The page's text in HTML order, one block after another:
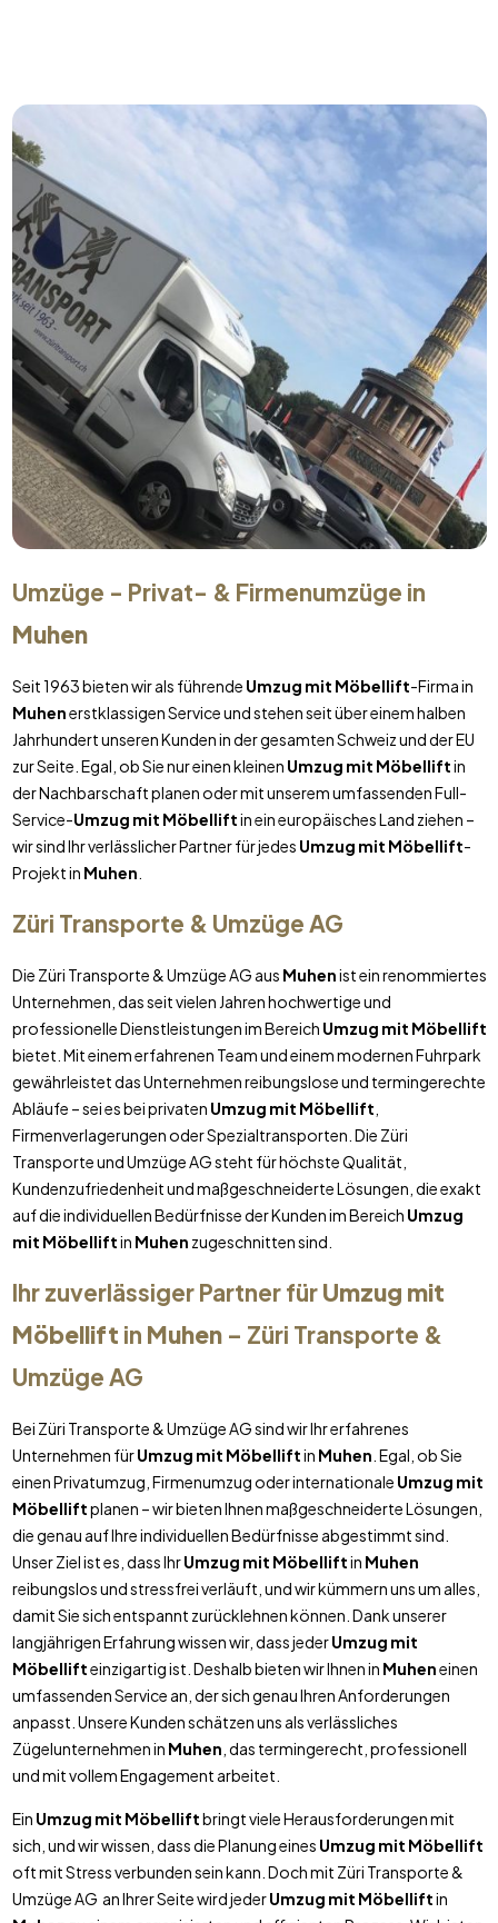
Umzüge - Privat- & Firmenumzüge in
Muhen
Seit 1963 bieten wir als führende Umzug mit Möbellift-Firma in
Muhenerstklassigen Service und stehen seit über einem halben
Jahrhundert unseren Kunden in der gesamten Schweiz und der EU
zur Seite. Egal, ob Sie nur einen kleinen Umzug mit Möbelliftin
der Nachbarschaft planen oder mit unserem umfassenden Full-
Service-Umzug mit Möbelliftin ein europäisches Land ziehen –
wir sind Ihr verlässlicher Partner für jedes Umzug mit Möbellift-
Projekt in Muhen
Züri Transporte & Umzüge AG
Die Züri Transporte & Umzüge AG aus Muhenist ein renommiertes
Unternehmen, das seit vielen Jahren hochwertige und
professionelle Dienstleistungen im Bereich Umzug mit Möbellift
bietet. Mit einem erfahrenen Team und einem modernen Fuhrpark
gewährleistet das Unternehmen reibungslose und termingerechte
Abläufe – sei es bei privaten Umzug mit Möbellift
Firmenverlagerungen oder Spezialtransporten. Die Züri
Transporte und Umzüge AG steht für höchste Qualität,
Kundenzufriedenheit und maßgeschneiderte Lösungen, die exakt
auf die individuellen Bedürfnisse der Kunden im Bereich Umzug
mit Möbelliftin Muhen zugeschnitten sind.
Ihr zuverlässiger Partner fürUmzug mit
Möbellift in Muhen– Züri Transporte &
Umzüge AG
Bei Züri Transporte & Umzüge AG sind wir Ihr erfahrenes
Unternehmen fürUmzug mit Möbelliftin Muhen . Egal, ob Sie
einen Privatumzug, Firmenumzug oder internationale Umzug mit
Möbelliftplanen – wir bieten Ihnen maßgeschneiderte Lösungen,
die genau auf Ihre individuellen Bedürfnisse abgestimmt sind.
Unser Ziel ist es, dass IhrUmzug mit Möbelliftin Muhen
reibungslos und stressfrei verläuft, und wir kümmern uns um alles,
damit Sie sich entspannt zurücklehnen können. Dank unserer
langjährigen Erfahrung wissen wir, dass jederUmzug mit
Möbellifteinzigartig ist. Deshalb bieten wir Ihnen in Muheneinen
umfassenden Service an, der sich genau Ihren Anforderungen
anpasst. Unsere Kunden schätzen uns als verlässliches
Zügelunternehmen in Muhen , das termingerecht, professionell
und mit vollem Engagement arbeitet.
Ein Umzug mit Möbelliftbringt viele Herausforderungen mit
sich, und wir wissen, dass die Planung eines Umzug mit Möbellift
oft mit Stress verbunden sein kann. Doch mit Züri Transporte &
Umzüge AG an Ihrer Seite wird jederUmzug mit Möbelliftin